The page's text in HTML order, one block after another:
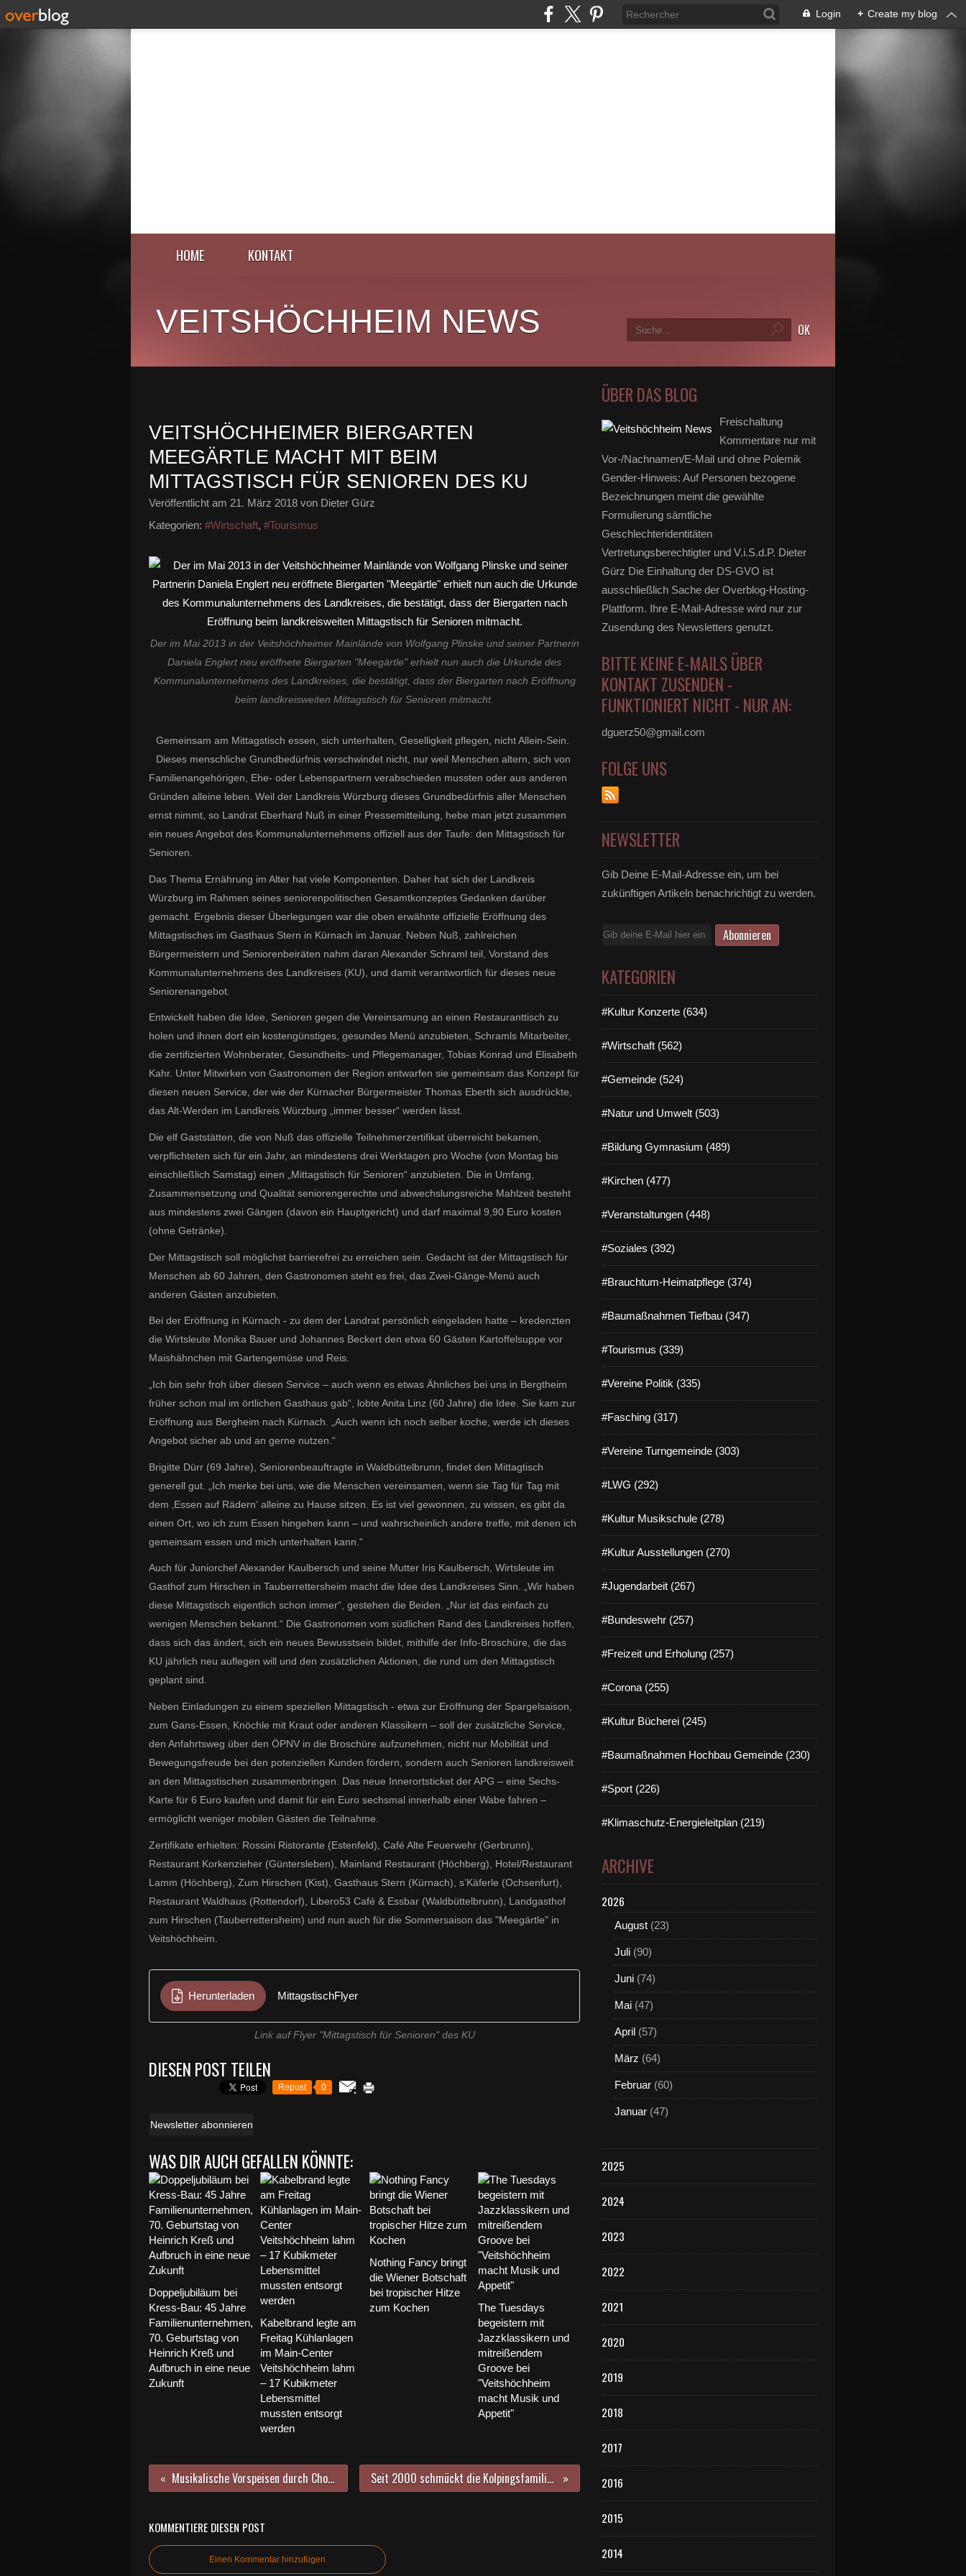
Login + Create my blog
HOME KONTAKT
VEITSHÖCHHEIM NEWS
VEITSHÖCHHEIMER BIERGARTEN
MEEGÄRTLE MACHT MIT BEIM
MITTAGSTISCH FÜR SENIOREN DES KU
Veröffentlicht am 21. März 2018 von Dieter Gürz
Kategorien: #Wirtschaft, #Tourismus
Der im Mai 2013 in der Veitshöchheimer Mainlände von Wolfgang Plinske und seiner Partnerin
Daniela Englert neu eröffnete Biergarten "Meegärtle" erhielt nun auch die Urkunde des
Kommunalunternehmens des Landkreises, die bestätigt, dass der Biergarten nach Eröffnung
beim landkreisweiten Mittagstisch für Senioren mitmacht.
Gemeinsam am Mittagstisch essen, sich unterhalten, Geselligkeit pflegen, nicht Allein-Sein.
Dieses menschliche Grundbedürfnis verschwindet nicht, nur weil Menschen altern, sich von
Familienangehörigen, Ehe- oder Lebenspartnern verabschieden mussten oder aus anderen
Gründen alleine leben. Weil der Landkreis Würzburg dieses Grundbedürfnis aller Menschen
ernst nimmt, so Landrat Eberhard Nuß in einer Pressemitteilung, hebe man jetzt zusammen
ein neues Angebot des Kommunalunternehmens offiziell aus der Taufe: den Mittagstisch für
Senioren.
Das Thema Ernährung im Alter hat viele Komponenten. Daher hat sich der Landkreis
Würzburg im Rahmen seines seniorenpolitischen Gesamtkonzeptes Gedanken darüber
gemacht. Ergebnis dieser Überlegungen war die oben erwähnte offizielle Eröffnung des
Mittagstisches im Gasthaus Stern in Kürnach im Januar. Neben Nuß, zahlreichen
Bürgermeistern und Seniorenbeiräten nahm daran Alexander Schraml teil, Vorstand des
Kommunalunternehmens des Landkreises (KU), und damit verantwortlich für dieses neue
Seniorenangebot.
Entwickelt haben die Idee, Senioren gegen die Vereinsamung an einen Restauranttisch zu
holen und ihnen dort ein kostengünstiges, gesundes Menü anzubieten, Schramls Mitarbeiter,
die zertifizierten Wohnberater, Gesundheits- und Pflegemanager, Tobias Konrad und Elisabeth
Kahr. Unter Mitwirken von Gastronomen der Region entwarfen sie gemeinsam das Konzept für
diesen neuen Service, der wie der Kürnacher Bürgermeister Thomas Eberth sich ausdrückte,
das Alt-Werden im Landkreis Würzburg „immer besser“ werden lässt.
Die elf Gaststätten, die von Nuß das offizielle Teilnehmerzertifikat überreicht bekamen,
verpflichteten sich für ein Jahr, an mindestens drei Werktagen pro Woche (von Montag bis
einschließlich Samstag) einen „Mittagstisch für Senioren“ anzubieten. Die in Umfang,
Zusammensetzung und Qualität seniorengerechte und abwechslungsreiche Mahlzeit besteht
aus mindestens zwei Gängen (davon ein Hauptgericht) und darf maximal 9,90 Euro kosten
(ohne Getränke).
Der Mittagstisch soll möglichst barrierefrei zu erreichen sein. Gedacht ist der Mittagstisch für
Menschen ab 60 Jahren, den Gastronomen steht es frei, das Zwei-Gänge-Menü auch
anderen Gästen anzubieten.
Bei der Eröffnung in Kürnach - zu dem der Landrat persönlich eingeladen hatte – kredenzten
die Wirtsleute Monika Bauer und Johannes Beckert den etwa 60 Gästen Kartoffelsuppe vor
Maishähnchen mit Gartengemüse und Reis.
„Ich bin sehr froh über diesen Service – auch wenn es etwas Ähnliches bei uns in Bergtheim
früher schon mal im örtlichen Gasthaus gab“, lobte Anita Linz (60 Jahre) die Idee. Sie kam zur
Eröffnung aus Bergheim nach Kürnach. „Auch wenn ich noch selber koche, werde ich dieses
Angebot sicher ab und an gerne nutzen.“
Brigitte Dürr (69 Jahre), Seniorenbeauftragte in Waldbüttelbrunn, findet den Mittagtisch
generell gut. „Ich merke bei uns, wie die Menschen vereinsamen, wenn sie Tag für Tag mit
dem ‚Essen auf Rädern‘ alleine zu Hause sitzen. Es ist viel gewonnen, zu wissen, es gibt da
einen Ort, wo ich zum Essen hingehen kann – und wahrscheinlich andere treffe, mit denen ich
gemeinsam essen und mich unterhalten kann.“
Auch für Juniorchef Alexander Kaulbersch und seine Mutter Iris Kaulbersch, Wirtsleute im
Gasthof zum Hirschen in Tauberrettersheim macht die Idee des Landkreises Sinn. „Wir haben
diese Mittagstisch eigentlich schon immer“, gestehen die Beiden. „Nur ist das einfach zu
wenigen Menschen bekannt.“ Die Gastronomen vom südlichen Rand des Landkreises hoffen,
dass sich das ändert, sich ein neues Bewusstsein bildet, mithilfe der Info-Broschüre, die das
KU jährlich neu auflegen will und den zusätzlichen Aktionen, die rund um den Mittagstisch
geplant sind.
Neben Einladungen zu einem speziellen Mittagstisch - etwa zur Eröffnung der Spargelsaison,
zum Gans-Essen, Knöchle mit Kraut oder anderen Klassikern – soll der zusätzliche Service,
den Anfahrtsweg über den ÖPNV in die Broschüre aufzunehmen, nicht nur Mobilität und
Bewegungsfreude bei den potenziellen Kunden fördern, sondern auch Senioren landkreisweit
an den Mittagstischen zusammenbringen. Das neue Innerortsticket der APG – eine Sechs-
Karte für 6 Euro kaufen und damit für ein Euro sechsmal innerhalb einer Wabe fahren –
ermöglicht weniger mobilen Gästen die Teilnahme.
Zertifikate erhielten: Rossini Ristorante (Estenfeld), Café Alte Feuerwehr (Gerbrunn),
Restaurant Korkenzieher (Güntersleben), Mainland Restaurant (Höchberg), Hotel/Restaurant
Lamm (Höchberg), Zum Hirschen (Kist), Gasthaus Stern (Kürnach), s’Käferle (Ochsenfurt),
Restaurant Waldhaus (Rottendorf), Libero53 Café & Essbar (Waldbüttelbrunn), Landgasthof
zum Hirschen (Tauberrettersheim) und nun auch für die Sommersaison das "Meegärtle" in
Veitshöchheim.
Herunterladen MittagstischFlyer
Link auf Flyer "Mittagstisch für Senioren" des KU
DIESEN POST TEILEN
Repost 0
Newsletter abonnieren
WAS DIR AUCH GEFALLEN KÖNNTE:
Doppeljubiläum bei
Kress-Bau: 45 Jahre
Familienunternehmen,
70. Geburtstag von
Heinrich Kreß und
Aufbruch in eine neue
Zukunft
Kabelbrand legte am
Freitag Kühlanlagen
im Main-Center
Veitshöchheim lahm
– 17 Kubikmeter
Lebensmittel
mussten entsorgt
werden
Nothing Fancy bringt
die Wiener Botschaft
bei tropischer Hitze
zum Kochen
The Tuesdays
begeistern mit
Jazzklassikern und
mitreißendem
Groove bei
"Veitshöchheim
macht Musik und
Appetit"
Musikalische Vorspeisen durch Chorklassen der Musikschule im AWO-Hort an der Vitusschule Seit 2000 schmückt die Kolpingsfamilie Veitshöchheim in der Bahnhofstraße einen bunten Osterbrunnen
KOMMENTIERE DIESEN POST
Einen Kommentar hinzufügen
ÜBER DAS BLOG
Freischaltung
Kommentare nur mit
Vor-/Nachnamen/E-Mail und ohne Polemik
Gender-Hinweis: Auf Personen bezogene
Bezeichnungen meint die gewählte
Formulierung sämtliche
Geschlechteridentitäten
Vertretungsberechtigter und V.i.S.d.P. Dieter
Gürz Die Einhaltung der DS-GVO ist
ausschließlich Sache der Overblog-Hosting-
Plattform. Ihre E-Mail-Adresse wird nur zur
Zusendung des Newsletters genutzt.
BITTE KEINE E-MAILS ÜBER
KONTAKT ZUSENDEN -
FUNKTIONIERT NICHT - NUR AN:
dguerz50@gmail.com
FOLGE UNS
NEWSLETTER
Gib Deine E-Mail-Adresse ein, um bei
zukünftigen Artikeln benachrichtigt zu werden.
E-
KATEGORIEN
#Kultur Konzerte (634)
#Wirtschaft (562)
#Gemeinde (524)
#Natur und Umwelt (503)
#Bildung Gymnasium (489)
#Kirchen (477)
#Veranstaltungen (448)
#Soziales (392)
#Brauchtum-Heimatpflege (374)
#Baumaßnahmen Tiefbau (347)
#Tourismus (339)
#Vereine Politik (335)
#Fasching (317)
#Vereine Turngemeinde (303)
#LWG (292)
#Kultur Musikschule (278)
#Kultur Ausstellungen (270)
#Jugendarbeit (267)
#Bundeswehr (257)
#Freizeit und Erholung (257)
#Corona (255)
#Kultur Bücherei (245)
#Baumaßnahmen Hochbau Gemeinde (230)
#Sport (226)
#Klimaschutz-Energieleitplan (219)
ARCHIVE
2026
August (23)
Juli (90)
Juni (74)
Mai (47)
April (57)
März (64)
Februar (60)
Januar (47)
2025
2024
2023
2022
2021
2020
2019
2018
2017
2016
2015
2014